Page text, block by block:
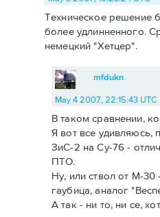
Техническое решение
более удлинненного.
немецкий "Хетцер".
mfdukn
May 4 2007, 22:15:43 UTC
В таком сравнении,
Я вот все удивляюсь,
ЗиС-2 на Су-76 -
ПТО.
Ну, или ствол от М-30
гаубица, аналог
А так - ни то, ни се,